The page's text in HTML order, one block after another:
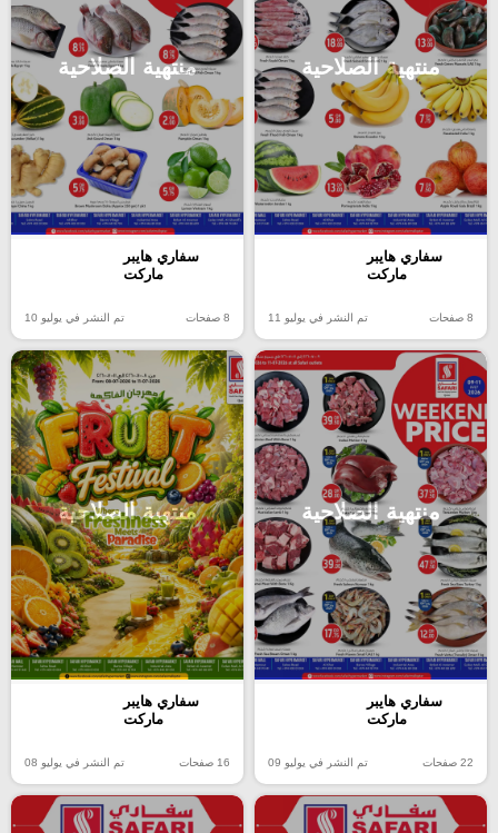
منتهية الصلاحية
سفاري هايبر
ماركت
8 صفحات تم النشر في يوليو 11
منتهية الصلاحية
سفاري هايبر
ماركت
8 صفحات تم النشر في يوليو 10
منتهية الصلاحية
سفاري هايبر
ماركت
22 صفحات تم النشر في يوليو 09
منتهية الصلاحية
سفاري هايبر
ماركت
16 صفحات تم النشر في يوليو 08